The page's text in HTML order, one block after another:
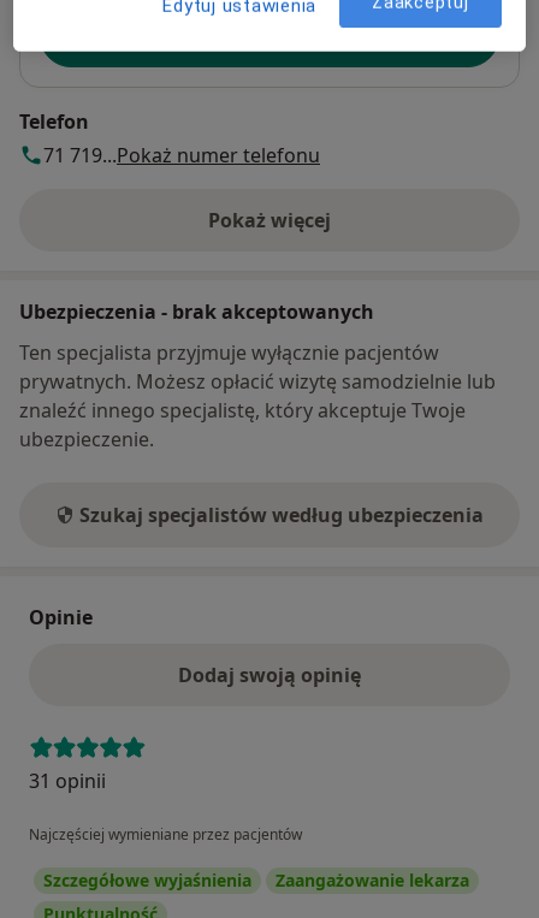
Dostępność
Pokaż kalendarz
Telefon
71 719...Pokaż numer telefonu
Pokaż więcej
o adresie
Ubezpieczenia - brak akceptowanych
Ten specjalista przyjmuje wyłącznie pacjentów
prywatnych. Możesz opłacić wizytę samodzielnie lub
znaleźć innego specjalistę, który akceptuje Twoje
ubezpieczenie.
Szukaj specjalistów według ubezpieczenia
Opinie
Dodaj swoją opinię
31 opinii
Najczęściej wymieniane przez pacjentów
Szczegółowe wyjaśnienia
Zaangażowanie lekarza
Punktualność
Edytuj ustawienia